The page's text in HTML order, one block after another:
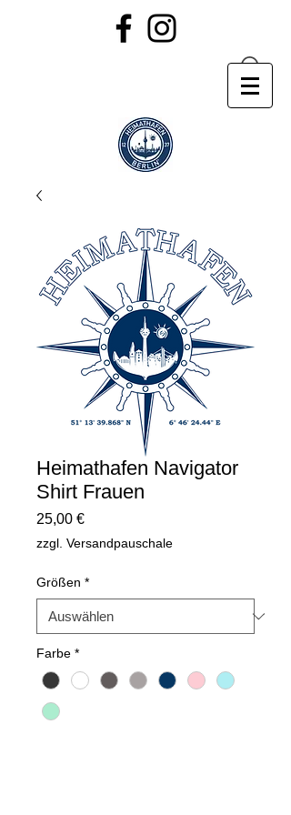
Heimathafen Navigator
Shirt Frauen
25,00 €Preis
zzgl. Versandpauschale
Größen *
Farbe *